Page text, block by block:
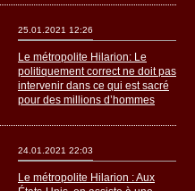
25.01.2021 12:26
Le métropolite Hilarion: Le
politiquement correct ne doit pas
intervenir dans ce qui est sacré
pour des millions d’hommes
24.01.2021 22:03
Le métropolite Hilarion : Aux